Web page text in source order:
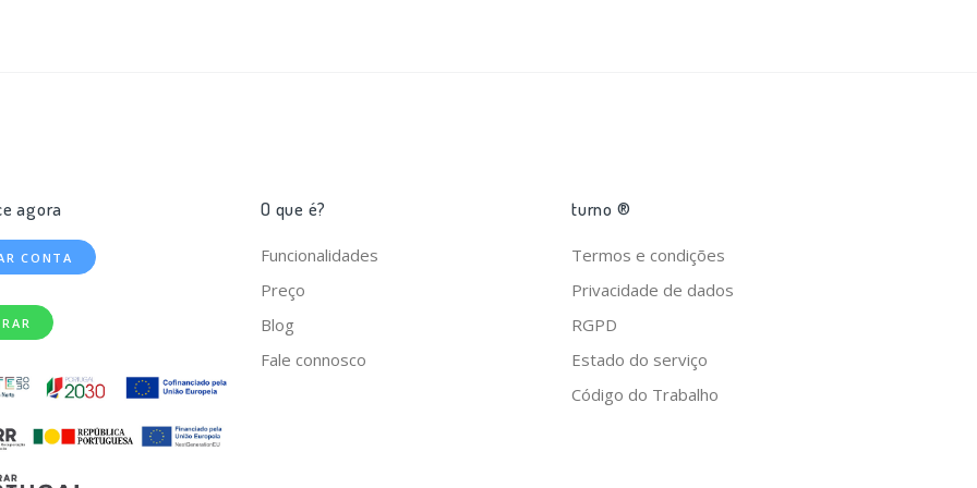
agora
CONTA
O que é?
Funcionalidades
Preço
Blog
Fale connosco
turno ®
Termos e condições
Privacidade de dados
RGPD
Estado do serviço
Código do Trabalho